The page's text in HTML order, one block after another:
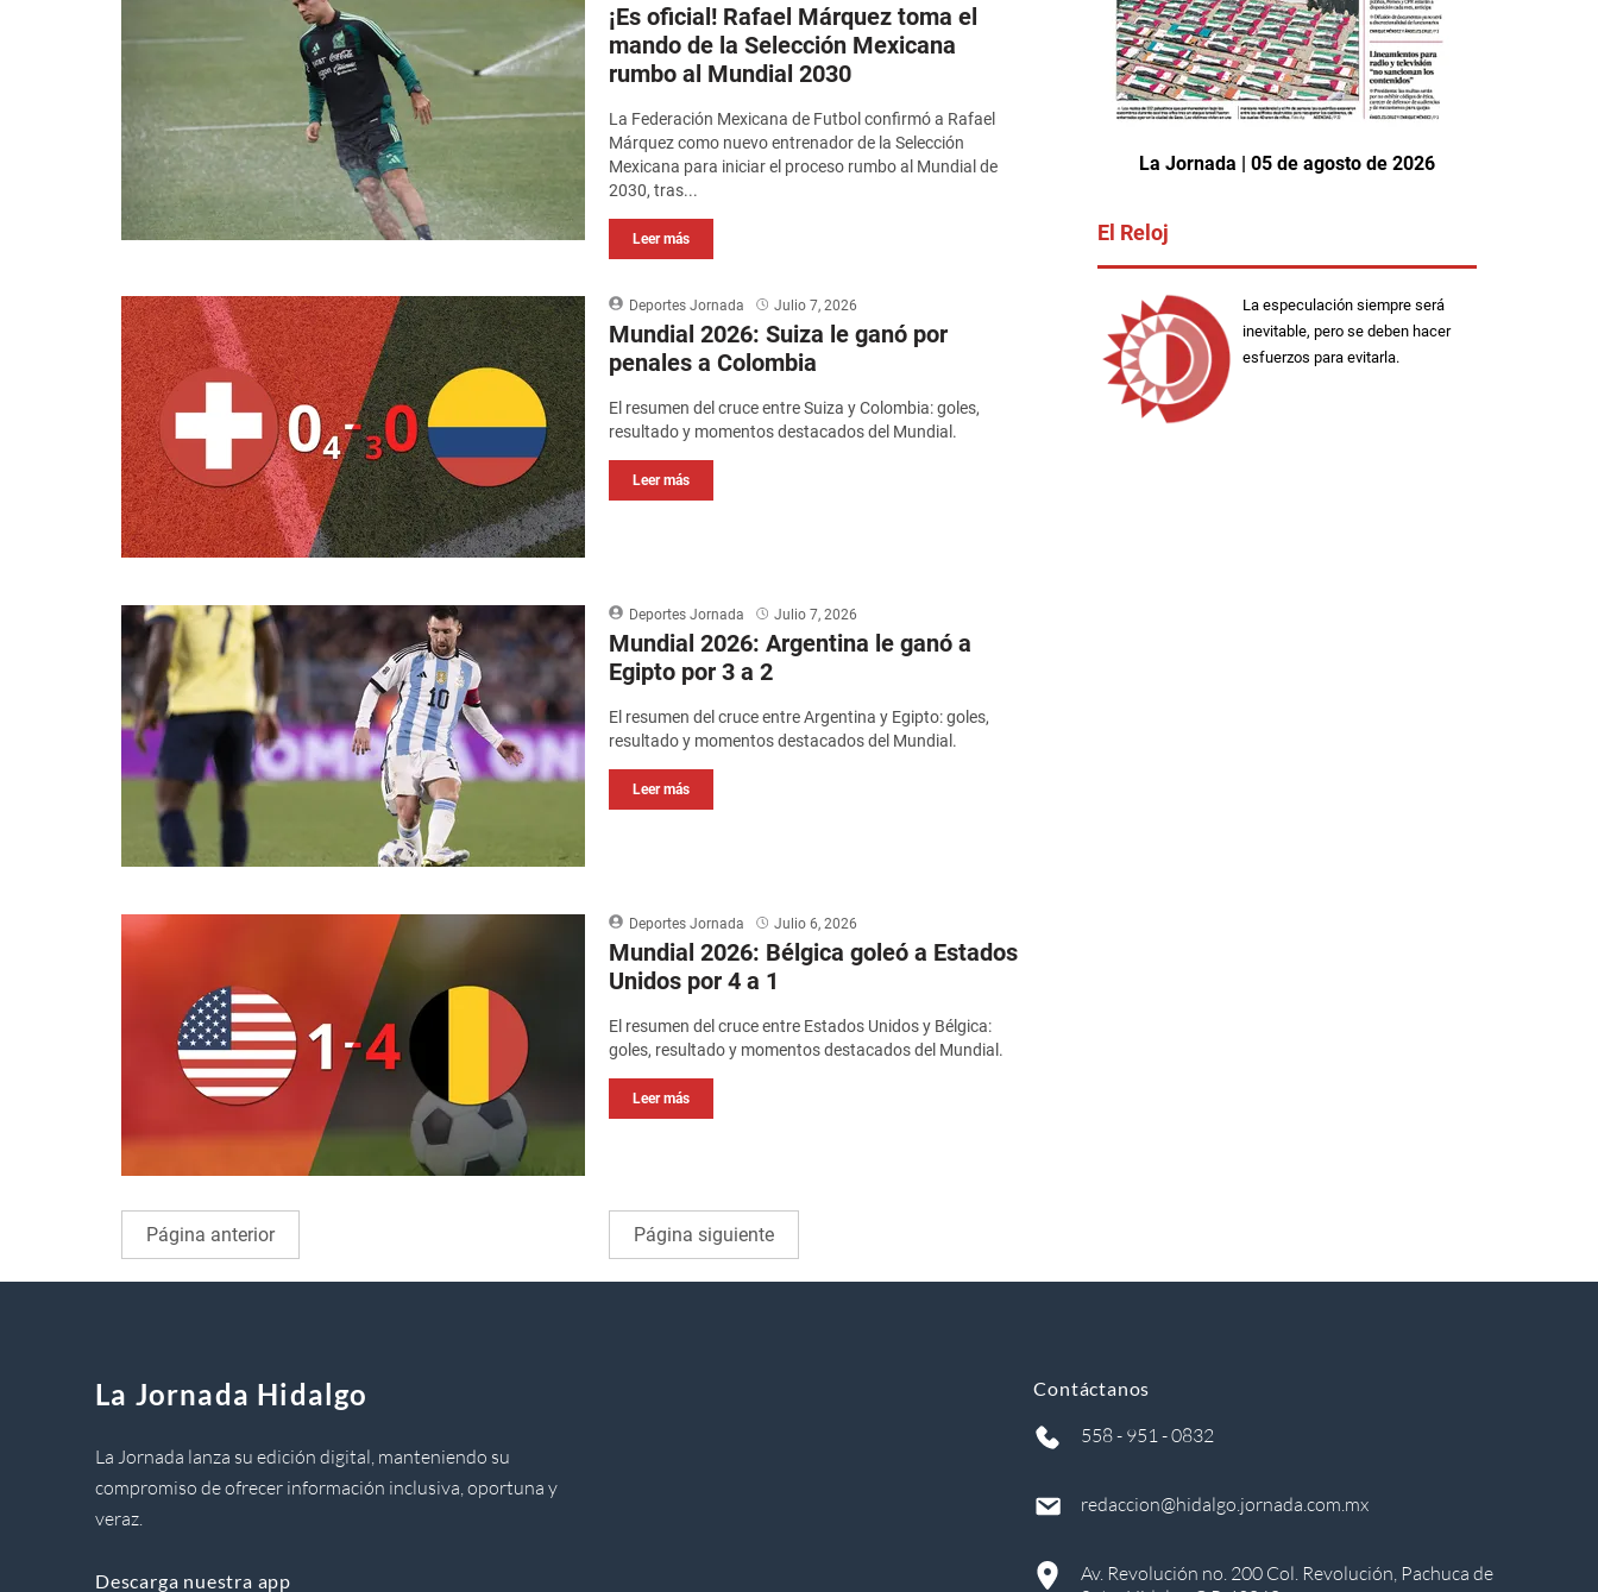
¡Es oficial! Rafael Márquez toma el
mando de la Selección Mexicana
rumbo al Mundial 2030
La Federación Mexicana de Futbol confirmó a Rafael
Márquez como nuevo entrenador de la Selección
Mexicana para iniciar el proceso rumbo al Mundial de
2030, tras...
Leer más
Deportes Jornada Julio 7, 2026
Mundial 2026: Suiza le ganó por
penales a Colombia
El resumen del cruce entre Suiza y Colombia: goles,
resultado y momentos destacados del Mundial.
Leer más
Deportes Jornada Julio 7, 2026
Mundial 2026: Argentina le ganó a
Egipto por 3 a 2
El resumen del cruce entre Argentina y Egipto: goles,
resultado y momentos destacados del Mundial.
Leer más
Deportes Jornada Julio 6, 2026
Mundial 2026: Bélgica goleó a Estados
Unidos por 4 a 1
El resumen del cruce entre Estados Unidos y Bélgica:
goles, resultado y momentos destacados del Mundial.
Leer más
Página anterior Página siguiente
La Jornada | 05 de agosto de 2026
El Reloj
La especulación siempre será
inevitable, pero se deben hacer
esfuerzos para evitarla.
La Jornada Hidalgo
La Jornada lanza su edición digital, manteniendo su
compromiso de ofrecer información inclusiva, oportuna y
veraz.
Descarga nuestra app
Contáctanos
558 - 951 - 0832
redaccion@hidalgo.jornada.com.mx
Av. Revolución no. 200 Col. Revolución, Pachuca de